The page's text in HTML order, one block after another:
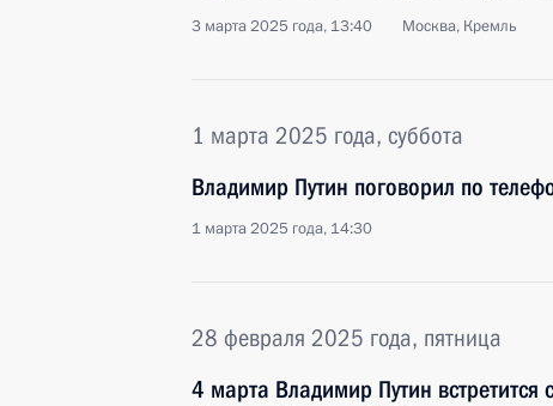
3 марта 2025 года, 13:40 Москва, Кремль
1 марта 2025 года, суббота
Владимир Путин поговорил по
1 марта 2025 года, 14:30
28 февраля 2025 года, пятница
4 марта Владимир Путин